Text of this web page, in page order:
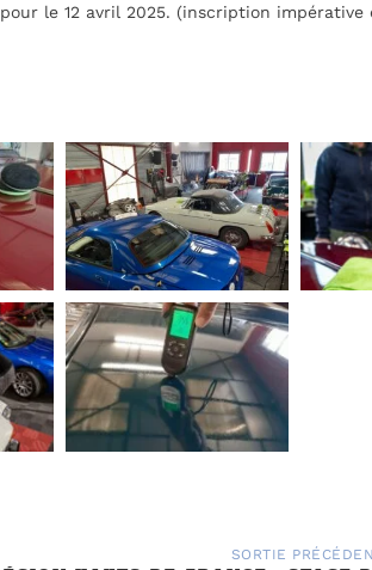
le 12 avril 2025. (inscription impérative
SORTIE